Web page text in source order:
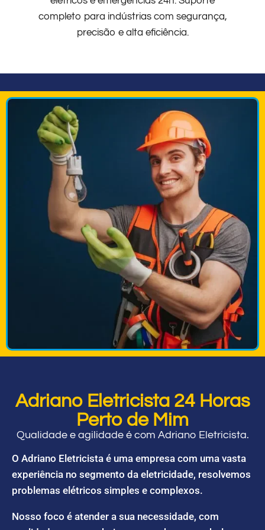
completo para indústrias com segurança,
precisão e alta eficiência.
Adriano Eletricista 24 Horas
Perto de Mim
Qualidade e agilidade é com Adriano Eletricista.
O Adriano Eletricista é uma empresa com uma vasta
experiência no segmento da eletricidade, resolvemos
problemas elétricos simples e complexos.
Nosso foco é atender a sua necessidade, com